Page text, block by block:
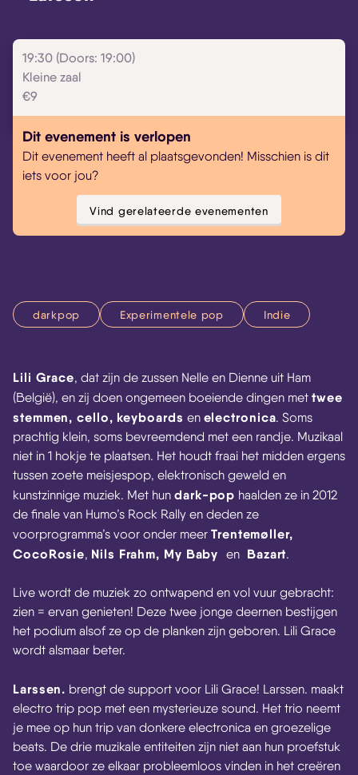
19:30 (Doors: 19:00)
Kleine zaal
€9
Dit evenement is verlopen
Dit evenement heeft al plaatsgevonden! Misschien is dit
iets voor jou?
Vind gerelateerde evenementen
darkpop Experimentele pop Indie
Lili Grace, dat zijn de zussen Nelle en Dienne uit Ham
(België), en zij doen ongemeen boeiende dingen met twee
stemmen, cello, keyboards en electronica. Soms
prachtig klein, soms bevreemdend met een randje. Muzikaal
niet in 1 hokje te plaatsen. Het houdt fraai het midden ergens
tussen zoete meisjespop, elektronisch geweld en
kunstzinnige muziek. Met hun dark-pop haalden ze in 2012
de finale van Humo’s Rock Rally en deden ze
voorprogramma’s voor onder meer Trentemøller,
CocoRosie, Nils Frahm, My Babyen Bazart.
Live wordt de muziek zo ontwapend en vol vuur gebracht:
zien = ervan genieten! Deze twee jonge deernen bestijgen
het podium alsof ze op de planken zijn geboren. Lili Grace
wordt alsmaar beter.
Larssen. brengt de support voor Lili Grace! Larssen. maakt
electro trip pop met een mysterieuze sound. Het trio neemt
je mee op hun trip van donkere electronica en groezelige
beats. De drie muzikale entiteiten zijn niet aan hun proefstuk
toe waardoor ze elkaar probleemloos vinden in het creëren